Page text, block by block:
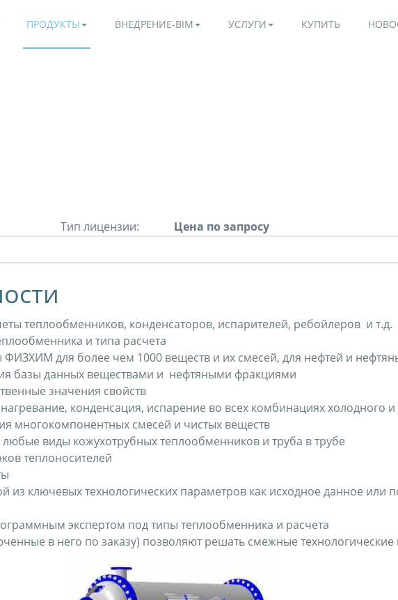
ПРОДУКТЫ ВНЕДРЕНИЕ-BIM УСЛУГИ КУПИТЬ
Тип лицензии: Цена по запросу
теплообменников, конденсаторов, испарителей, ребойлеров и т.д.
и типа расчета
ФИЗХИМ для более чем 1000 веществ и их смесей, для нефтей и
базы данных веществами и нефтяными фракциями
значения свойств
конденсация, испарение во всех комбинациях холодного и
многокомпонентных смесей и чистых веществ
виды кожухотрубных теплообменников и труба в трубе
теплоносителей
из ключевых технологических параметров как исходное данное или
экспертом под типы теплообменника и расчета
в него по заказу) позволяют решать смежные технологические